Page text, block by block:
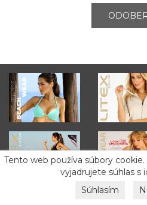
Tento web používa súbory
vyjadrujete súhlas s
Súhlasím